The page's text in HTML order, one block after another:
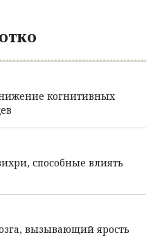
когнитивных
способные влиять
вызывающий ярость